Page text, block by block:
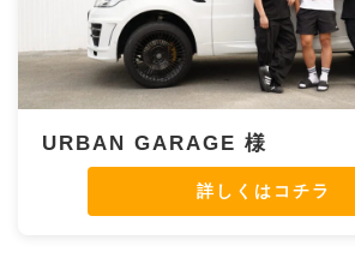
URBAN GARAGE 様
詳しくはコチラ